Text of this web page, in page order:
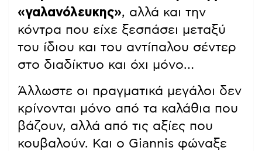
«γαλανόλευκης», αλλά και την
κόντρα που είχε ξεσπάσει μεταξύ
του ίδιου και του αντίπαλου σέντερ
στο διαδίκτυο και όχι μόνο…
Άλλωστε οι πραγματικά μεγάλοι δεν
κρίνονται μόνο από τα καλάθια που
βάζουν, αλλά από τις αξίες που
κουβαλούν. Και ο Giannis φώναξε